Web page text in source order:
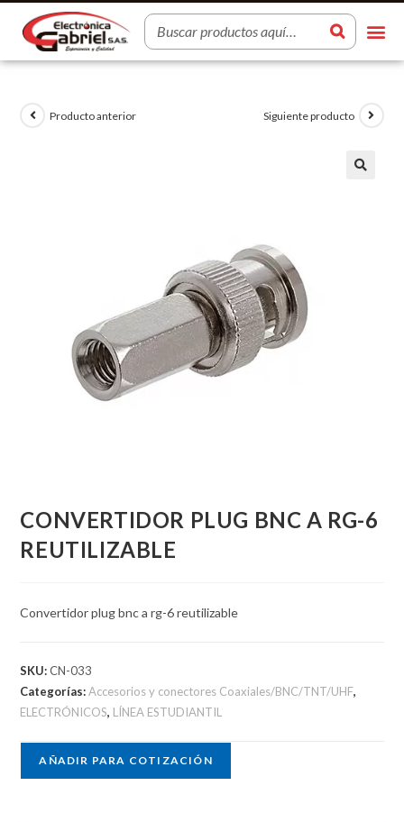
Producto anterior Siguiente producto
CONVERTIDOR PLUG BNC A RG-6
REUTILIZABLE
Convertidor plug bnc a rg-6 reutilizable
SKU:CN-033
Categorías:Accesorios y conectores Coaxiales/BNC/TNT/UHF,
ELECTRÓNICOS, LÍNEA ESTUDIANTIL
AÑADIR PARA COTIZACIÓN